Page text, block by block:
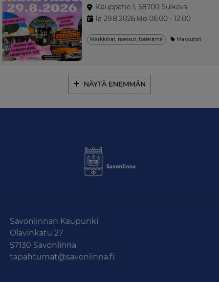
Kauppatie 1, 58700 Sulkava
la 29.8.2026 klo 06:00 - 12:00
Markkinat, messut, torielämä Maksuton
NÄYTÄ ENEMMÄN
Savonlinnan Kaupunki
Olavinkatu 27
57130 Savonlinna
tapahtumat@savonlinna.fi